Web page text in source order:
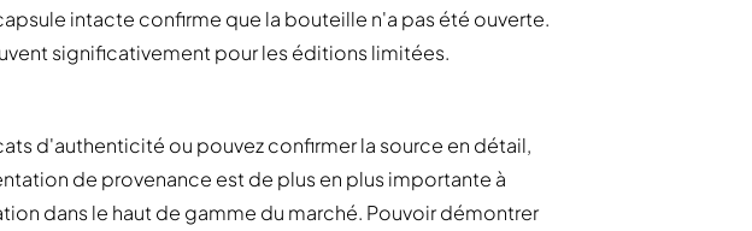
intacte confirme que la bouteille n'a pas été ouverte.
significativement pour les éditions limitées.
d'authenticité ou pouvez confirmer la source en détail,
de provenance est de plus en plus importante à
dans le haut de gamme du marché. Pouvoir démontrer